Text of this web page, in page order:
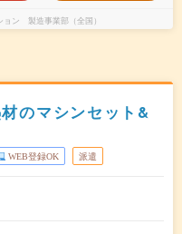
ョン 製造事業部（全国）
のマシンセット&
WEB登録OK 派遣